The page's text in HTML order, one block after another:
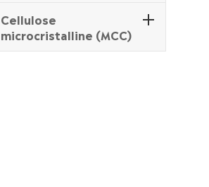
Cellulose
microcristalline (MCC)